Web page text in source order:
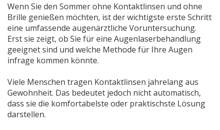
Wenn Sie den Sommer ohne Kontaktlinsen und ohne
Brille genießen möchten, ist der wichtigste erste Schritt
eine umfassende augenärztliche Voruntersuchung.
Erst sie zeigt, ob Sie für eine Augenlaserbehandlung
geeignet sind und welche Methode für Ihre Augen
infrage kommen könnte.
Viele Menschen tragen Kontaktlinsen jahrelang aus
Gewohnheit. Das bedeutet jedoch nicht automatisch,
dass sie die komfortabelste oder praktischste Lösung
darstellen.